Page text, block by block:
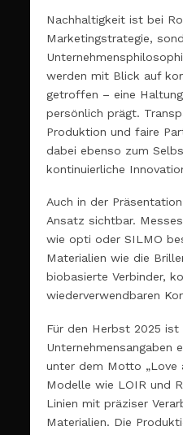
Nachhaltigkeit ist bei
Marketingstrategie,
werden mit Blick auf
getroffen – eine
persönlich prägt.
Produktion und faire
dabei ebenso zum
kontinuierliche
Auch in der
Ansatz sichtbar.
wie opti oder SILMO
Materialien wie die
biobasierte Verbinder,
wiederverwendbaren
Für den Herbst 2025 ist
Unternehmensangaben
unter dem Motto „Love
Modelle wie LOIR und
Linien mit präziser
Materialien. Die